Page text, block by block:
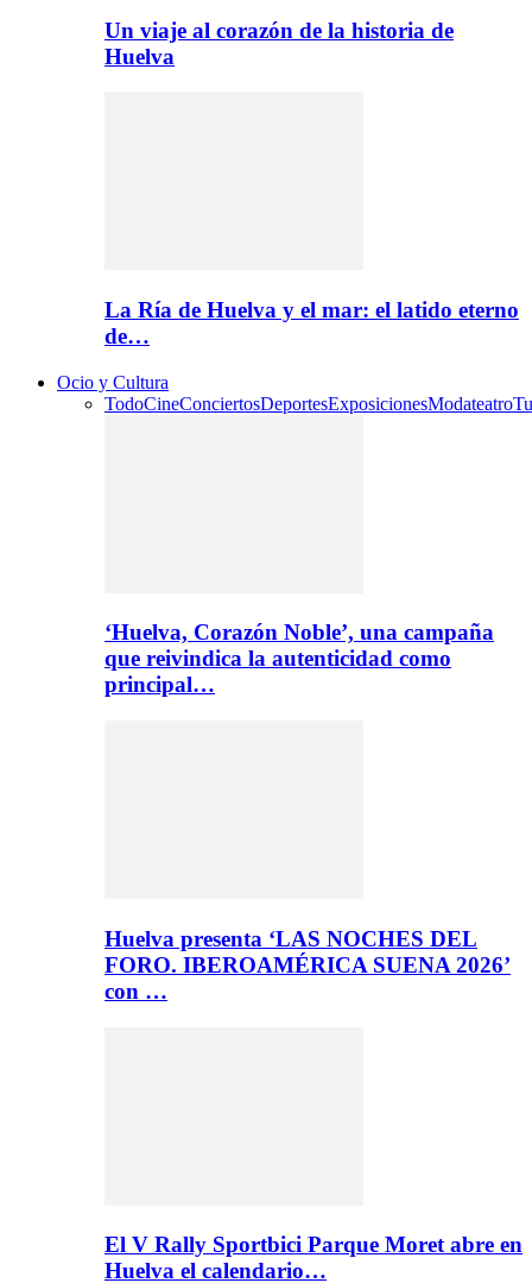
Un viaje al corazón de la historia de
Huelva
La Ría de Huelva y el mar: el latido eterno
de…
Ocio y Cultura
TodoCineConciertosDeportesExposicionesModateatro
‘Huelva, Corazón Noble’, una campaña
que reivindica la autenticidad como
principal…
Huelva presenta ‘LAS NOCHES DEL
FORO. IBEROAMÉRICA SUENA 2026’
con …
El V Rally Sportbici Parque Moret abre en
Huelva el calendario…